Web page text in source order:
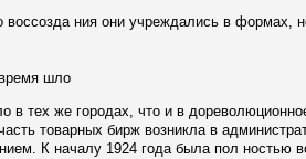
ния они учреждались в формах,
шло
в тех же городах, что и в
товарных бирж возникла в
К началу 1924 года была пол ностью